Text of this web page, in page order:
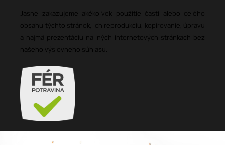
Jasne zakazujeme akékoľvek použitie časti alebo celého
obsahu týchto stránok, ich reprodukciu, kopírovanie, úpravu
a najmä prezentáciu na iných internetových stránkach bez
našeho výslovneho súhlasu.